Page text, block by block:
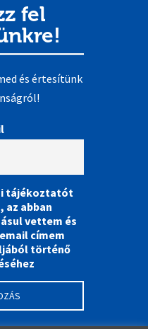
fel
és értesítünk
tájékoztatót
az abban
vettem és
címem
történő